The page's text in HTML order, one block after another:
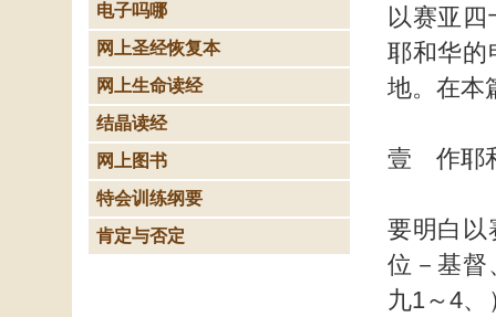
以赛亚
耶和华的
地。在本
壹 作耶
要明白以
位－基督
九1～4
电子吗哪
网上圣经恢复本
网上生命读经
结晶读经
网上图书
特会训练纲要
肯定与否定